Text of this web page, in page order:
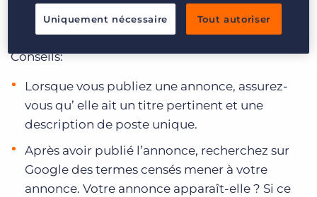
que vos offres d’emploi apparaissent dans plus
de résultats de recherche.
Conseils:
Lorsque vous publiez une annonce, assurez-
vous qu’ elle ait un titre pertinent et une
description de poste unique.
Après avoir publié l’annonce, recherchez sur
Google des termes censés mener à votre
annonce. Votre annonce apparaît-elle ? Si ce
Uniquement nécessaire Tout autoriser